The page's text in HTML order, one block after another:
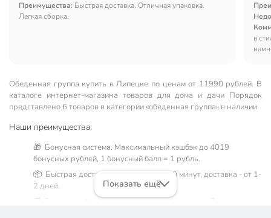
Преимущества: Быстрая доставка. Отличная упаковка.
Легкая сборка.
в
Обеденная группа купить в Липецке по ценам от 11990 рублей. В
каталоге интернет-магазина товаров для дома и дачи Порядок
представлено 6 товаров в категории «обеденная группа» в наличии
Наши преимущества:
🎁 Бонусная система. Максимальный кэшбэк до 4019
бонусных рублей, 1 бонусный балл = 1 рубль.
📦 Быстрая доставка. Самовывоз от 60 минут, доставка - от 1-
2 дней.
🛒 Бесплатный самовывоз из магазинов города Липецк.
Показать ещё